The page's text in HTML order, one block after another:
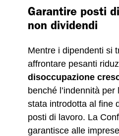
Garantire posti
non dividendi
Mentre i dipendenti si
affrontare pesanti
disoccupazione
benché l’indennità
stata introdotta al fine
posti di lavoro. La
garantisce alle